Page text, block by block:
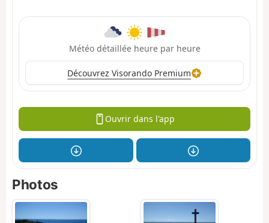
Météo détaillée heure par heure
Découvrez Visorando Premium
Ouvrir dans l'app
Photos